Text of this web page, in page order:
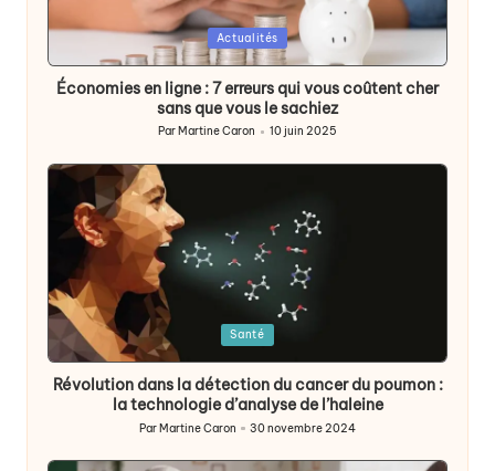
Posted
Actualités
Économies en ligne : 7 erreurs qui vous coûtent cher
sans que vous le sachiez
Par Martine Caron 10 juin 2025
Posted
in
Santé
Révolution dans la détection du cancer du poumon :
la technologie d’analyse de l’haleine
Publié
ParMartine Caron 30 novembre 2024